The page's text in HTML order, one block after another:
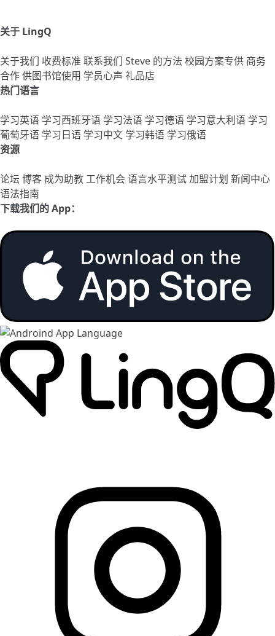
关于 LingQ
关于我们 收费标准 联系我们 Steve 的方法 校园方案专供 商务
合作供图书馆使用 学员心声 礼品店
热门语言
学习英语 学习西班牙语 学习法语 学习德语 学习意大利语 学习
葡萄牙语 学习日语 学习中文 学习韩语 学习俄语
资源
论坛 博客 成为助教工作机会语言水平测试加盟计划 新闻中心
语法指南
下载我们的 App：